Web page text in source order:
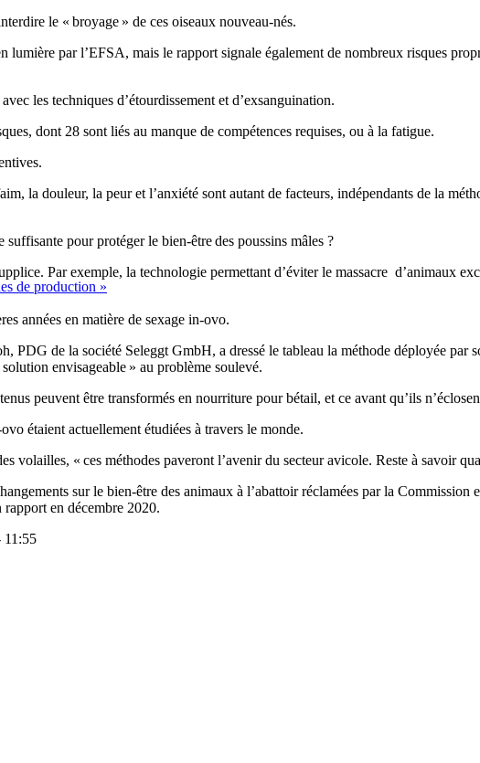
le « broyage » de ces oiseaux nouveau-nés.
par l’EFSA, mais le rapport signale également de nombreux risques
les techniques d’étourdissement et d’exsanguination.
dont 28 sont liés au manque de compétences requises, ou à la fatigue.
la douleur, la peur et l’anxiété sont autant de facteurs, indépendants de la
pour protéger le bien-être des poussins mâles ?
de production »
Par exemple, la technologie permettant d’éviter le massacre d’animaux
années en matière de sexage in-ovo.
PDG de la société Seleggt GmbH, a dressé le tableau la méthode déployée par
envisageable » au problème soulevé.
peuvent être transformés en nourriture pour bétail, et ce avant qu’ils
étaient actuellement étudiées à travers le monde.
volailles, « ces méthodes paveront l’avenir du secteur avicole. Reste à savoir
sur le bien-être des animaux à l’abattoir réclamées par la
rapport en décembre 2020.
11:55